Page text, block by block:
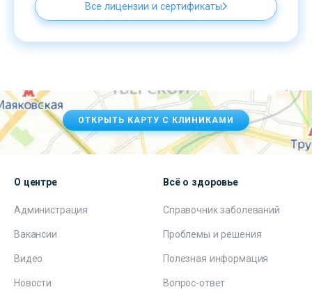
Все лицензии и сертификаты
ОТКРЫТЬ КАРТУ С КЛИНИКАМИ
О центре
Администрация
Вакансии
Видео
Новости
Всё о здоровье
Справочник заболеваний
Проблемы и решения
Полезная информация
Вопрос-ответ